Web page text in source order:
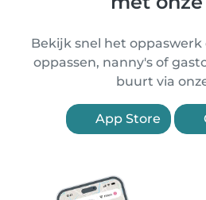
Bekijk snel het
oppassen, nanny's of
buurt via
App Store